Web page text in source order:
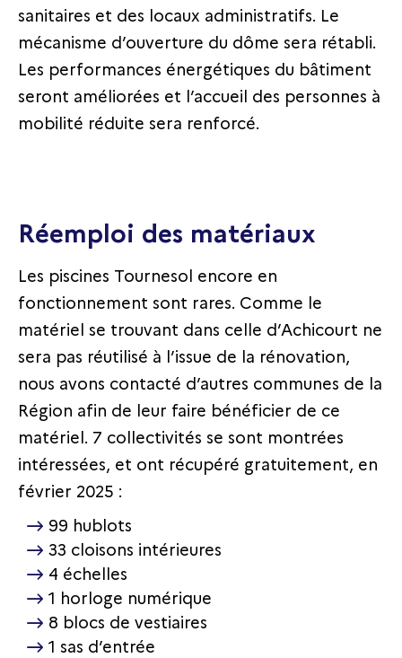
sanitaires et des locaux administratifs. Le
mécanisme d’ouverture du dôme sera rétabli.
Les performances énergétiques du bâtiment
seront améliorées et l’accueil des personnes à
mobilité réduite sera renforcé.
Réemploi des matériaux
Les piscines Tournesol encore en
fonctionnement sont rares. Comme le
matériel se trouvant dans celle d’Achicourt ne
sera pas réutilisé à l’issue de la rénovation,
nous avons contacté d’autres communes de la
Région afin de leur faire bénéficier de ce
matériel. 7 collectivités se sont montrées
intéressées, et ont récupéré gratuitement, en
février 2025 :
99 hublots
33 cloisons intérieures
4 échelles
1 horloge numérique
8 blocs de vestiaires
1 sas d’entrée